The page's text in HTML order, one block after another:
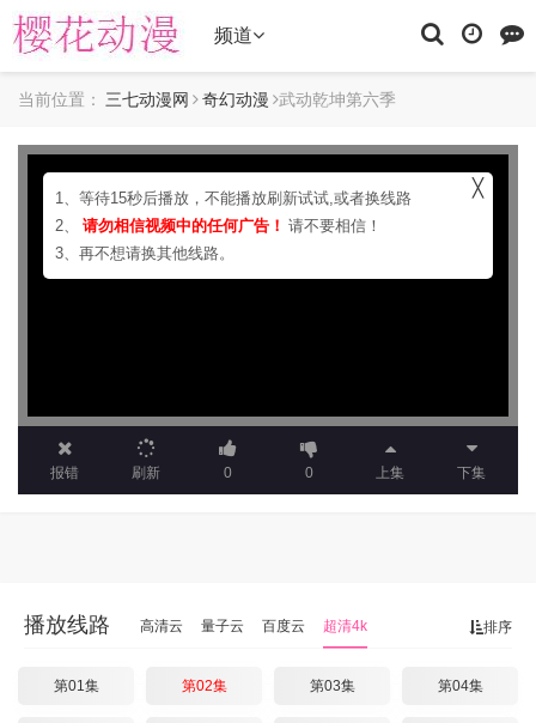
频道
当前位置： 三七动漫网 奇幻动漫 武动乾坤第六季
报错 刷新 0 0 上集 下集
1、等待15秒后播放，不能播放刷新试试,或者换线路
2、
请勿相信视频中的任何广告！ 请不要相信！
3、再不想请换其他线路。
╳
排序
播放线路 高清云 量子云 百度云 超清4k
第01集 第02集 第03集 第04集